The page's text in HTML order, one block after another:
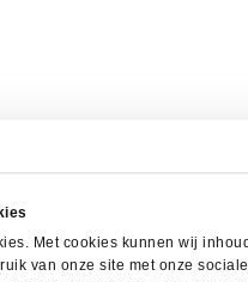
Met cookies kunnen wij
van onze site met onze